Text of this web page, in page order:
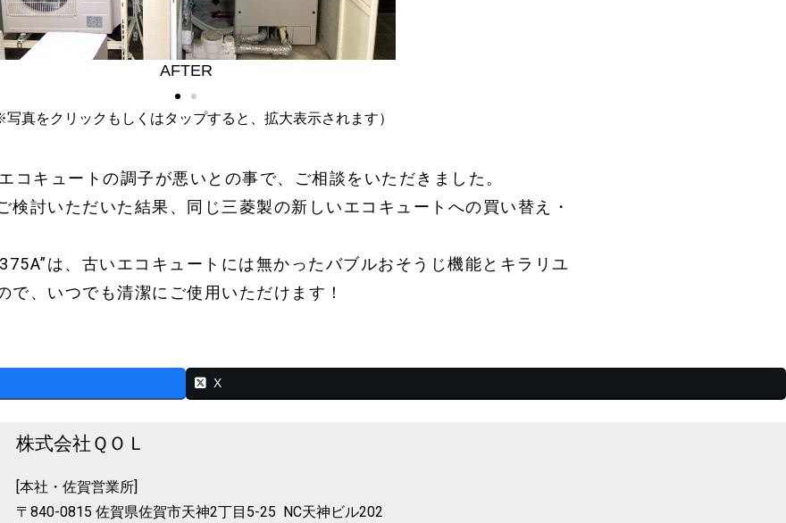
AFTER
写真をクリックもしくはタップすると、拡大表示されます）
コキュートの調子が悪いとの事で、ご相談をいただきました。
検討いただいた結果、同じ三菱製の新しいエコキュートへの買い替え・
は、古いエコキュートには無かったバブルおそうじ機能とキラリユ
で、いつでも清潔にご使用いただけます！
X
株式会社ＱＯＬ
[本社・佐賀営業所]
〒840-0815佐賀県佐賀市天神2丁目5-25 NC天神ビル202